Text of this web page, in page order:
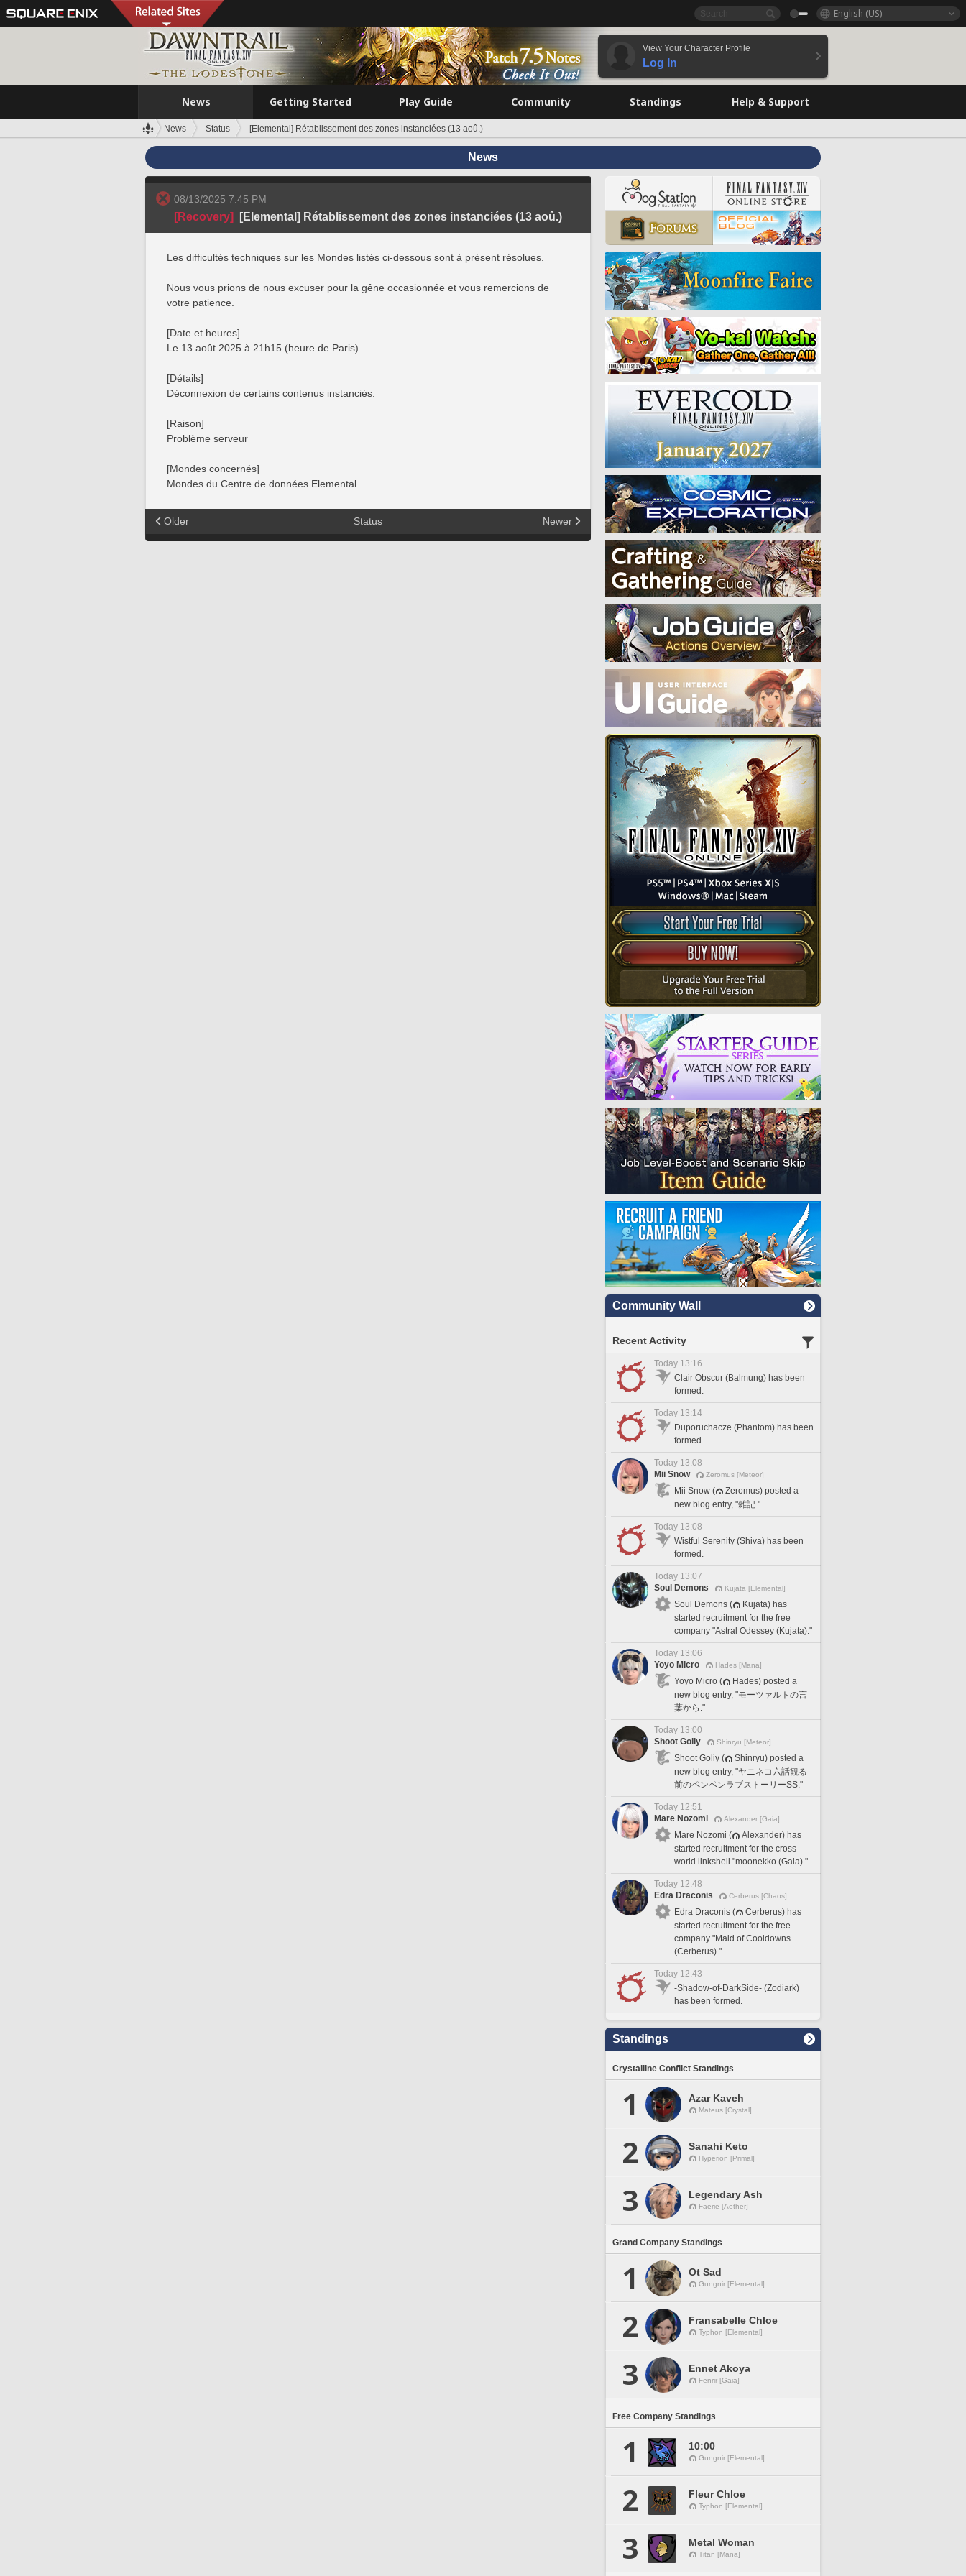
English (US)
View Your Character Profile
Log In
News Getting Started Play Guide Community Standings Help & Support
News Status [Elemental] Rétablissement des zones instanciées (13 aoû.)
News
08/13/2025 7:45 PM
[Recovery] [Elemental] Rétablissement des zones instanciées (13 aoû.)
Les difficultés techniques sur les Mondes listés ci-dessous sont à présent résolues.
Nous vous prions de nous excuser pour la gêne occasionnée et vous remercions de
votre patience.
[Date et heures]
Le 13 août 2025 à 21h15 (heure de Paris)
[Détails]
Déconnexion de certains contenus instanciés.
[Raison]
Problème serveur
[Mondes concernés]
Mondes du Centre de données Elemental
Older Status Newer
Community Wall
Recent Activity
Today 13:16
Clair Obscur (Balmung) has been
formed.
Today 13:14
Duporuchacze (Phantom) has been
formed.
Today 13:08
Mii Snow
Zeromus [Meteor]
Mii Snow (
Zeromus) posted a
new blog entry, "雑記."
Today 13:08
Wistful Serenity (Shiva) has been
formed.
Today 13:07
Soul Demons
Kujata [Elemental]
Soul Demons (
Kujata) has
started recruitment for the free
company "Astral Odessey (Kujata)."
Today 13:06
Yoyo Micro
Hades [Mana]
Yoyo Micro (
Hades) posted a
new blog entry, "モーツァルトの言
葉から."
Today 13:00
Shoot Goliy
Shinryu [Meteor]
Shoot Goliy (
Shinryu) posted a
new blog entry, "ヤニネコ六話観る
前のペンペンラブストーリーSS."
Today 12:51
Mare Nozomi
Alexander [Gaia]
Mare Nozomi (
Alexander) has
started recruitment for the cross-
world linkshell "moonekko (Gaia)."
Today 12:48
Edra Draconis
Cerberus [Chaos]
Edra Draconis (
Cerberus) has
started recruitment for the free
company "Maid of Cooldowns
(Cerberus)."
Today 12:43
-Shadow-of-DarkSide- (Zodiark)
has been formed.
Standings
Crystalline Conflict Standings
1 Azar Kaveh
Mateus [Crystal]
2 Sanahi Keto
Hyperion [Primal]
3 Legendary Ash
Faerie [Aether]
Grand Company Standings
1 Ot Sad
Gungnir [Elemental]
2 Fransabelle Chloe
Typhon [Elemental]
3 Ennet Akoya
Fenrir [Gaia]
Free Company Standings
1 10:00
Gungnir [Elemental]
2 Fleur Chloe
Typhon [Elemental]
3 Metal Woman
Titan [Mana]